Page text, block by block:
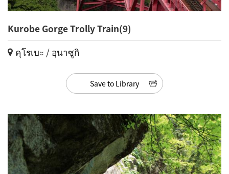
Kurobe Gorge Trolly Train(9)
คุโรเบะ / อุนาซูกิ
Save to Library